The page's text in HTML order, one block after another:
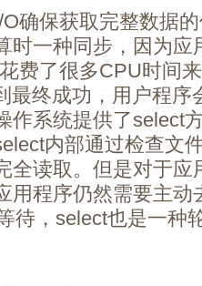
确保获取完整数据
时一种同步，因为
费了很多CPU时间
最终成功，用户程序
作系统提供了select
内部通过检查文
全读取。但是对于应
用程序仍然需要主动
待，select也是一种